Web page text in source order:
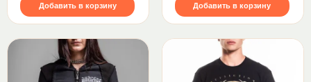
Добавить в корзину Добавить в корзину